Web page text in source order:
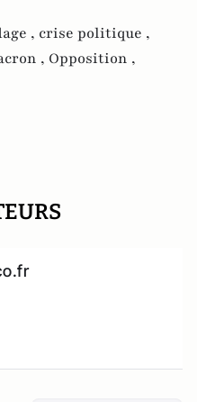
, crise politique ,
, Opposition ,